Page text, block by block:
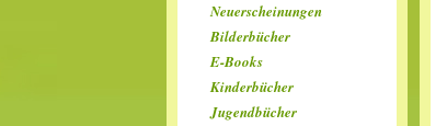
Neuerscheinungen
Bilderbücher
E-Books
Kinderbücher
Jugendbücher